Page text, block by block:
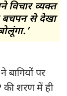
विचार व्यक्त
बचपन से देखा
बागियों पर
की शरण में ही